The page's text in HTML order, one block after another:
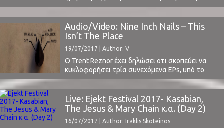
μιλήσουμε στο Primavera Sound 2014 και να
δούμε την ίδια χρονιά στη Α38 της πανέμορφης
Βουδαπέστης. κυκλοφόρησε το πολύ καλό Los
Ageless που είναι και πολλά υποσχόμενο για τη
αναμένεται ...
Audio/Video: Nine Inch Nails – This
Isn’t The Place
19/07/2017 | Author: V
Ο Trent Reznor έχει δηλώσει οτι σκοπεύει να
κυκλοφορήσει τρία συνεχόμενα EPs, υπό το
όχημα των Nine Inch Nails φυσικά. Το πρώτο,
"Not The Actual Events", ήρθε στα τέλη του
2016 και αποτελούνταν από 5 καταπληκτικά
κομμάτια. Μπορείτε εδώ να διαβάσετε την
κριτική μας.Το δεύτερο EP ονομάζεται "Add
Violence" και ...
Live: Ejekt Festival 2017- Kasabian,
The Jesus & Mary Chain κ.α. (Day 2)
16/07/2017 | Author: Iraklis Skoteinos